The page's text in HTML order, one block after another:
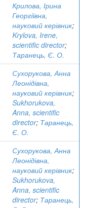
Крилова, Ірина
Георгіївна,
науковий керівник;
Krylova, Irene,
scientific director;
Таранець, Є. О.
Сухорукова, Анна
Леонідівна,
науковий керівник;
Sukhorukova,
Anna, scientific
director; Таранець,
Є. О.
Сухорукова, Анна
Леонідівна,
науковий керівник;
Sukhorukova,
Anna, scientific
director; Таранець,